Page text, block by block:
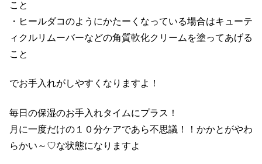
こと
・ヒールダコのようにかたーくなっている場合はキューテ
ィクルリムーバーなどの角質軟化クリームを塗ってあげる
こと
でお手入れがしやすくなりますよ！
毎日の保湿のお手入れタイムにプラス！
月に一度だけの１０分ケアであら不思議！！かかとがやわ
らかい～♡な状態になりますよ